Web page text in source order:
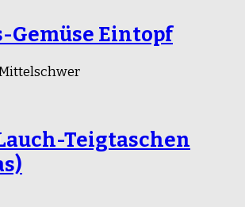
Gemüse Eintopf
Teigtaschen